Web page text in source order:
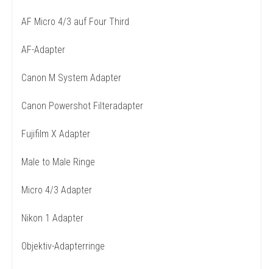
AF Micro 4/3 auf Four Third
AF-Adapter
Canon M System Adapter
Canon Powershot Filteradapter
Fujifilm X Adapter
Male to Male Ringe
Micro 4/3 Adapter
Nikon 1 Adapter
Objektiv-Adapterringe